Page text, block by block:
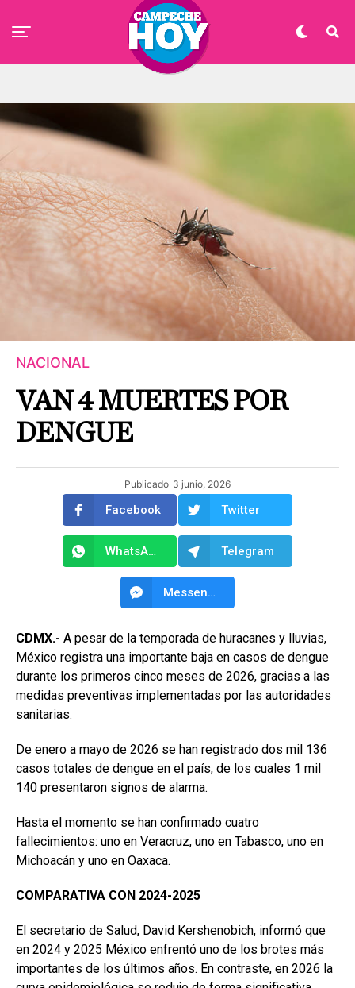
NACIONAL
VAN 4 MUERTES POR
DENGUE
Publicado 3 junio, 2026
Facebook Twitter
WhatsApp Telegram
Messenger
CDMX.- A pesar de la temporada de huracanes y lluvias,
México registra una importante baja en casos de dengue
durante los primeros cinco meses de 2026, gracias a las
medidas preventivas implementadas por las autoridades
sanitarias.
De enero a mayo de 2026 se han registrado dos mil 136
casos totales de dengue en el país, de los cuales 1 mil
140 presentaron signos de alarma.
Hasta el momento se han confirmado cuatro
fallecimientos: uno en Veracruz, uno en Tabasco, uno en
Michoacán y uno en Oaxaca.
COMPARATIVA CON 2024-2025
El secretario de Salud, David Kershenobich, informó que
en 2024 y 2025 México enfrentó uno de los brotes más
importantes de los últimos años. En contraste, en 2026 la